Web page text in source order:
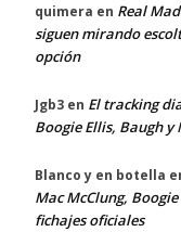
quimera en Real
siguen mirando
opción
Jgb3 en El tracking
Boogie Ellis, Baugh
Blanco y en botella
Mac McClung,
fichajes oficiales